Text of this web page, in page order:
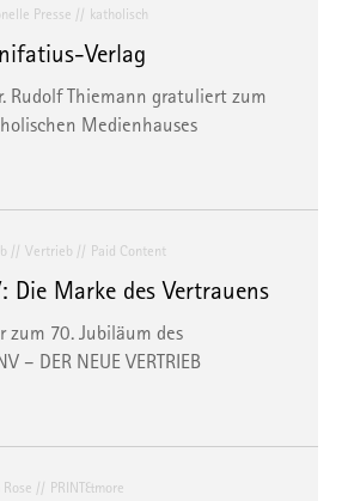
Presse katholisch
Verlag
Rudolf Thiemann gratuliert zum
Medienhauses
Vertrieb Paid Content
Die Marke des Vertrauens
zum 70. Jubiläum des
– DER NEUE VERTRIEB
PRINT&more